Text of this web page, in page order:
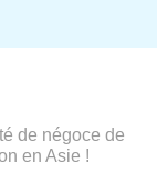
de négoce de
en Asie !